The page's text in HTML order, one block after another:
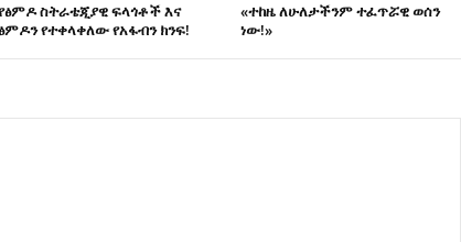
ስትራቴጂያዊ ፍላጎቶች እና
የተቀላቀለው የአፋብን ክንፍ!
«ተከዜ ለሁለታችንም ተፈጥሯዊ ወሰን
ነው!»